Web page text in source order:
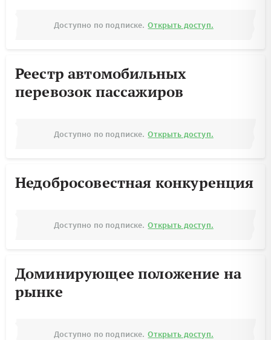
Доступно по подписке. Открыть доступ.
Реестр автомобильных
перевозок пассажиров
Доступно по подписке. Открыть доступ.
Недобросовестная конкуренция
Доступно по подписке. Открыть доступ.
Доминирующее положение на
рынке
Доступно по подписке. Открыть доступ.